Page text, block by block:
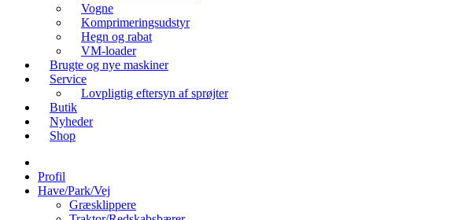
Vogne
Komprimeringsudstyr
Hegn og rabat
VM-loader
Brugte og nye maskiner
Service
Lovpligtig eftersyn af sprøjter
Butik
Nyheder
Shop
Profil
Have/Park/Vej
Græsklippere